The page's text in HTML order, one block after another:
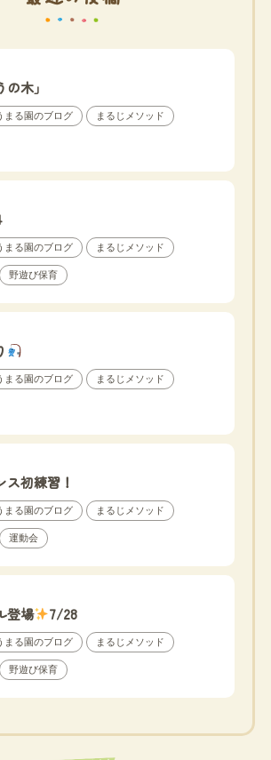
の木」
まる園のブログ まるじメソッド
まる園のブログ まるじメソッド
野遊び保育
まる園のブログ まるじメソッド
ス初練習！
まる園のブログ まるじメソッド
運動会
登場 7/28
まる園のブログ まるじメソッド
野遊び保育